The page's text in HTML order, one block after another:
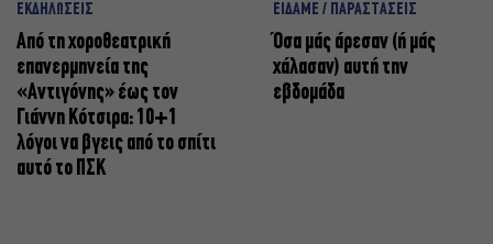
ΕΚΔΗΛΩΣΕΙΣ
Από τη χοροθεατρική
επανερμηνεία της
«Αντιγόνης» έως τον
Γιάννη Κότσιρα: 10+1
λόγοι να βγεις από το σπίτι
αυτό το ΠΣΚ
ΕΙΔΑΜΕ / ΠΑΡΑΣΤΑΣΕΙΣ
Όσα μάς άρεσαν (ή μάς
χάλασαν) αυτή την
εβδομάδα